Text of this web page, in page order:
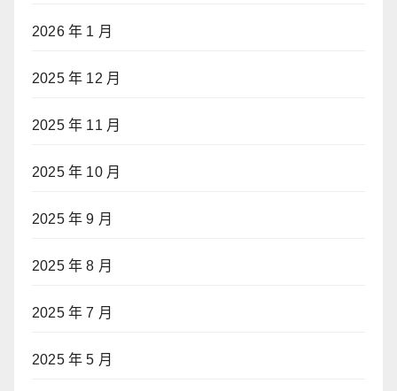
2026 年 1 月
2025 年 12 月
2025 年 11 月
2025 年 10 月
2025 年 9 月
2025 年 8 月
2025 年 7 月
2025 年 5 月